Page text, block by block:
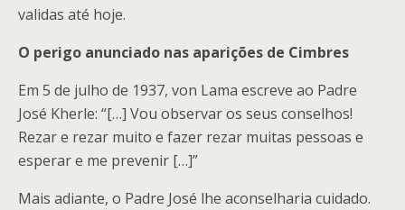
validas até hoje.
O perigo anunciado nas aparições de Cimbres
Em 5 de julho de 1937, von Lama escreve ao Padre
José Kherle: “[…] Vou observar os seus conselhos!
Rezar e rezar muito e fazer rezar muitas pessoas e
esperar e me prevenir […]”
Mais adiante, o Padre José lhe aconselharia cuidado.